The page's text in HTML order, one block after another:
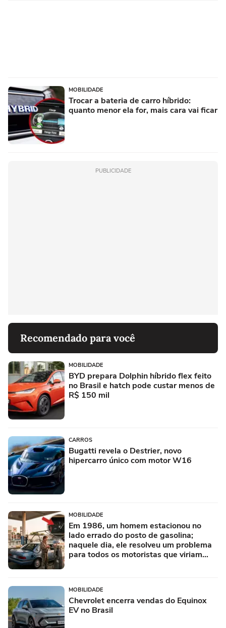
MOBILIDADE
Trocar a bateria de carro híbrido:
quanto menor ela for, mais cara vai ficar
PUBLICIDADE
Recomendado para você
MOBILIDADE
BYD prepara Dolphin híbrido flex feito
no Brasil e hatch pode custar menos de
R$ 150 mil
CARROS
Bugatti revela o Destrier, novo
hipercarro único com motor W16
MOBILIDADE
Em 1986, um homem estacionou no
lado errado do posto de gasolina;
naquele dia, ele resolveu um problema
para todos os motoristas que viriam
MOBILIDADE
Chevrolet encerra vendas do Equinox
EV no Brasil